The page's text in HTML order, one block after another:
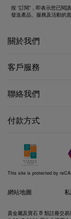
按 “訂閱”，即表示您已閱
發送產品、服務及活動的
關於我們
客戶服務
聯絡我們
付款方式
This site is protected by
網站地圖
貴金屬及寶石 B 類註冊交